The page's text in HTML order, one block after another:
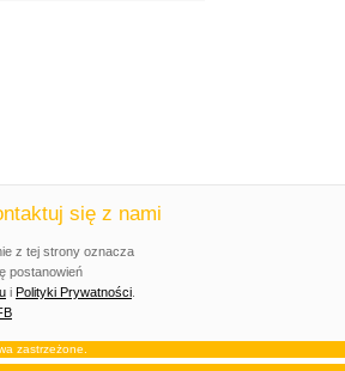
się z nami
z tej strony oznacza
postanowień
i Polityki Prywatności
zastrzeżone.